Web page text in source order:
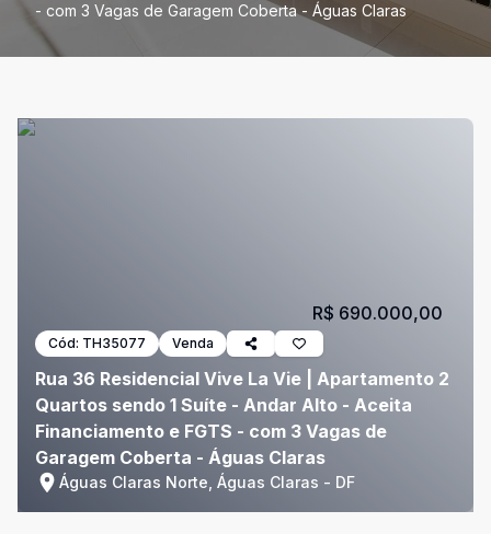
- com 3 Vagas de Garagem Coberta - Águas Claras
Cód: TH35077 Venda
Rua 36 Residencial Vive La Vie | Apartamento 2
Quartos sendo 1 Suíte - Andar Alto - Aceita
Financiamento e FGTS - com 3 Vagas de
Garagem Coberta - Águas Claras
Águas Claras Norte, Águas Claras - DF
R$ 690.000,00